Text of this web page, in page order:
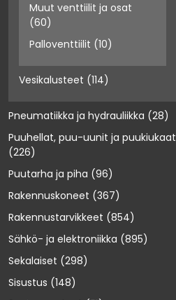
Muut venttiilit ja osat
(60)
Palloventtiilit (10)
Vesikalusteet (114)
Pneumatiikka ja hydrauliikka (28)
Puuhellat, puu-uunit ja puukiukaat
(226)
Puutarha ja piha (96)
Rakennuskoneet (367)
Rakennustarvikkeet (854)
Sähkö- ja elektroniikka (895)
Sekalaiset (298)
Sisustus (148)